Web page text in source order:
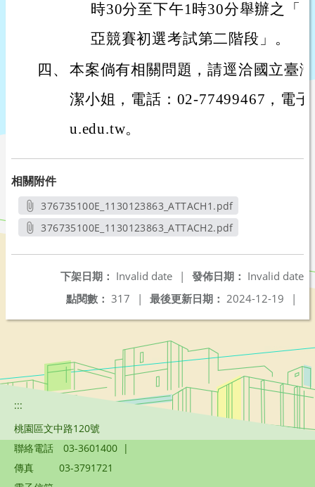
時30分至下午1時30分舉辦之「
亞競賽初選考試第二階段」。
四、 本案倘有相關問題，請逕洽國立臺
潔小姐，電話：02-77499467，電
u.edu.tw。
相關附件
376735100E_1130123863_ATTACH1.pdf
另開新視窗
376735100E_1130123863_ATTACH2.pdf
發佈日期： Invalid date
下架日期： Invalid date
|
最後更新日期： 2024-12-19 |
點閱數： 317 |
:::
桃園區文中路120號
聯絡電話
03-3601400 |
傳真
03-3791721